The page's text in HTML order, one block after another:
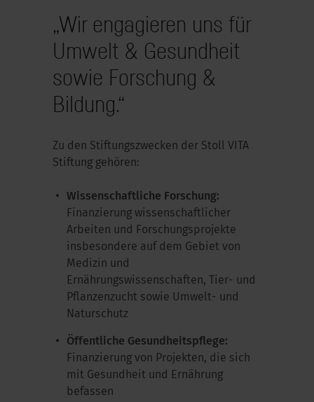
„Wir engagieren uns für
Umwelt & Gesundheit
sowie Forschung &
Bildung.“
Zu den Stiftungszwecken der Stoll VITA
Stiftung gehören:
Wissenschaftliche Forschung:
Finanzierung wissenschaftlicher
Arbeiten und Forschungsprojekte
insbesondere auf dem Gebiet von
Medizin und
Ernährungswissenschaften, Tier- und
Pflanzenzucht sowie Umwelt- und
Naturschutz
Öffentliche Gesundheitspflege:
Finanzierung von Projekten, die sich
mit Gesundheit und Ernährung
befassen